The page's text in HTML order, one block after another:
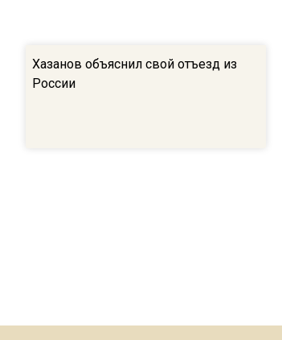
Хазанов объяснил свой отъезд из
России